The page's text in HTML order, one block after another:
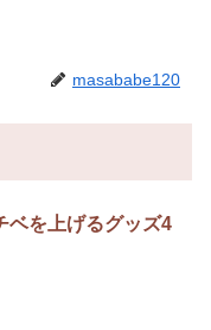
masababe120
ベを上げるグッズ4